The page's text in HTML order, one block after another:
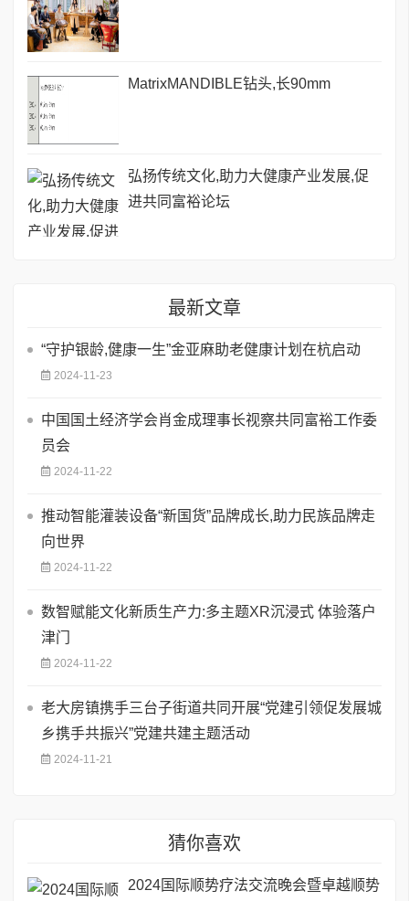
MatrixMANDIBLE钻头,长90mm
弘扬传统文化,助力大健康产业发展,促
进共同富裕论坛
最新文章
“守护银龄,健康一生”金亚麻助老健康计划在杭启动
2024-11-23
中国国土经济学会肖金成理事长视察共同富裕工作委
员会
2024-11-22
推动智能灌装设备“新国货”品牌成长,助力民族品牌走
向世界
2024-11-22
数智赋能文化新质生产力:多主题XR沉浸式 体验落户
津门
2024-11-22
老大房镇携手三台子街道共同开展“党建引领促发展城
乡携手共振兴”党建共建主题活动
2024-11-21
猜你喜欢
2024国际顺势疗法交流晚会暨卓越顺势